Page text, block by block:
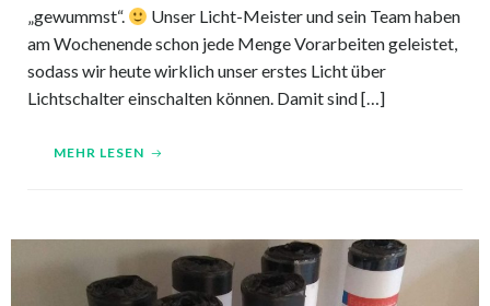
„gewummst“.
Unser Licht-Meister und sein Team haben
am Wochenende schon jede Menge Vorarbeiten geleistet,
sodass wir heute wirklich unser erstes Licht über
Lichtschalter einschalten können. Damit sind […]
MEHR LESEN